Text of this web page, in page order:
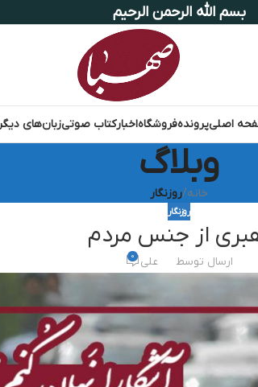
بسم الله الرحمن الرحیم
اصلیپروندهفروشگاهاخبارکتاب صوتیزبان‌های
وبلاگ
خانه/روزنگار
روزنگار
از جنس مردم
ارسال توسط علی 0